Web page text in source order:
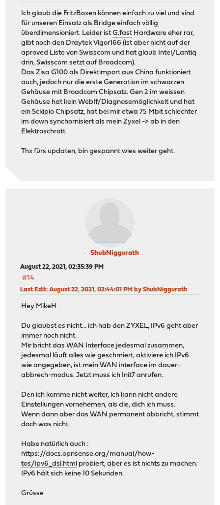
Ich glaub die FritzBoxen können einfach zu viel und sind
für unseren Einsatz als Bridge einfach völlig
überdimensioniert. Leider istG.fastHardware eher rar,
gibt noch den Draytek Vigor166 (ist aber nicht auf der
aproved Liste von Swisscom und hat glaub Intel/Lantiq
drin, Swisscom setzt auf Broadcom).
Das Zisa G100 als Direktimport aus China funktioniert
auch, jedoch nur die erste Generation im schwarzen
Gehäuse mit Broadcom Chipsatz. Gen 2 im weissen
Gehäuse hat kein WebIf/Diagnosemöglichkeit und hat
ein Sckipio Chipsatz, hat bei mir etwa 75 Mbit schlechter
im down synchornisiert als mein Zyxel -> ab in den
Elektroschrott.
Thx fürs updaten, bin gespannt wies weiter geht.
ShubNiggurath
August 22, 2021, 02:35:39 PM
#14
Last Edit: August 22, 2021, 02:44:01 PM by ShubNiggurath
Hey MikeH
Du glaubst es nicht... ich hab den ZYXEL, IPv6 geht aber
immer noch nicht.
Mir bricht das WAN Interface jedesmal zusammen,
jedesmal läuft alles wie geschmiert, aktiviere ich IPv6
wie angegeben, ist mein WAN interface im dauer-
abbrech-modus. Jetzt muss ich Init7 anrufen.
Den ich komme nicht weiter, ich kann nicht andere
Einstellungen vornehemen, als die, dich ich muss.
Wenn dann aber das WAN permanent abbricht, stimmt
doch was nicht.
Habe natürlich auch :
https://docs.opnsense.org/manual/how-
tos/ipv6_dsl.html probiert, aber es ist nichts zu machen.
IPv6 hält sich keine 10 Sekunden.
Grüsse